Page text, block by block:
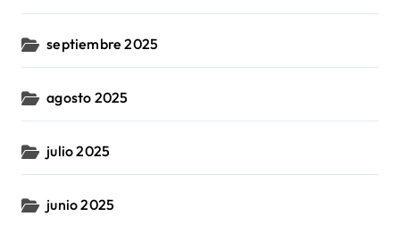
septiembre 2025
agosto 2025
julio 2025
junio 2025